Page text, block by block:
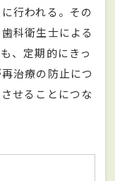
行われる。その
科衛生士による
、定期的にきっ
治療の防止につ
せることにつな